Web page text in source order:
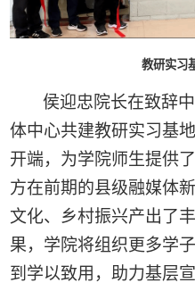
教研实习
侯迎忠院长在致辞
体中心共建教研实习基
开端，为学院师生提供
方在前期的县级融媒体
文化、乡村振兴产出了
果，学院将组织更多学
到学以致用，助力基层